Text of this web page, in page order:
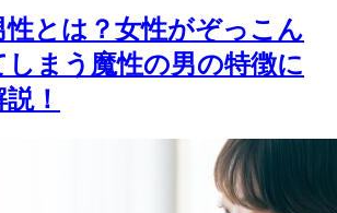
性とは？女性がぞっこん
しまう魔性の男の特徴に
！